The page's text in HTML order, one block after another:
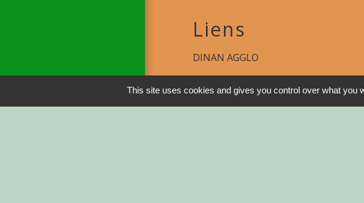
Liens
DINAN AGGLO
COTES D'ARMOR
This site uses cookies and gives you control over what you